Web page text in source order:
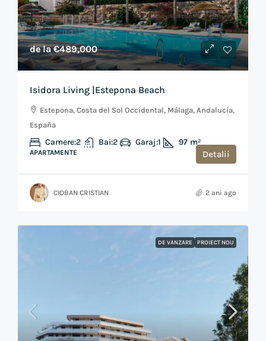
de la€489,000
Isidora Living |Estepona Beach
Estepona, Costa del Sol Occidental, Málaga, Andalucía,
España
Camere:2 Bai:2 Garaj:1 97 m²
APARTAMENTE Detalii
CIOBAN CRISTIAN 2 ani ago
DE VANZARE PROIECT NOU